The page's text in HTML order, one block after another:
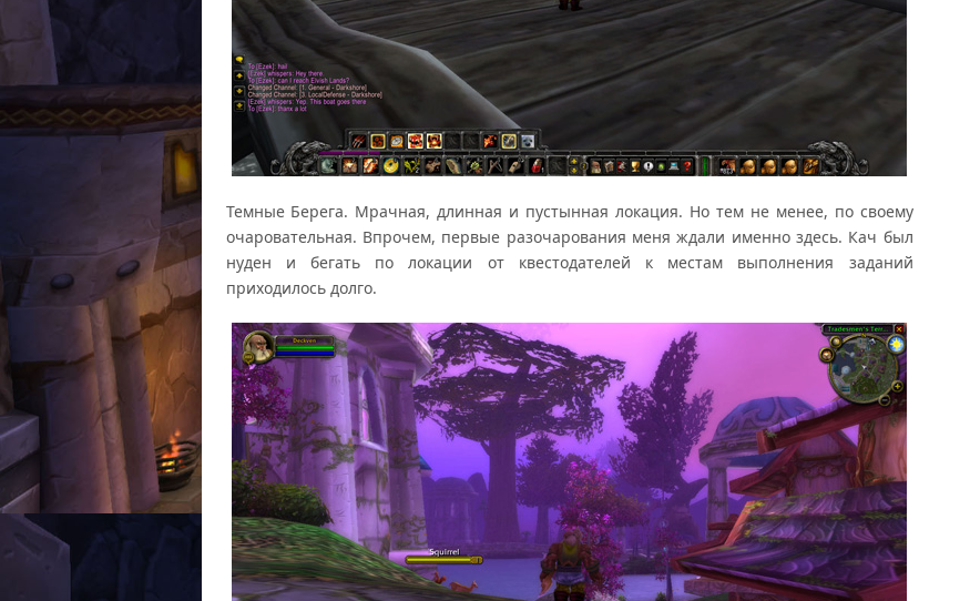
Темные Берега. Мрачная, длинная и пустынная локация. Но тем не менее, по своему
очаровательная. Впрочем, первые разочарования меня ждали именно здесь. Кач был
нуден и бегать по локации от квестодателей к местам выполнения заданий
приходилось долго.